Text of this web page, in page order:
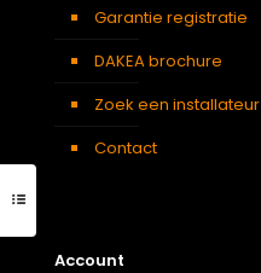
Garantie registratie
DAKEA brochure
Zoek een installateur
Contact
Account